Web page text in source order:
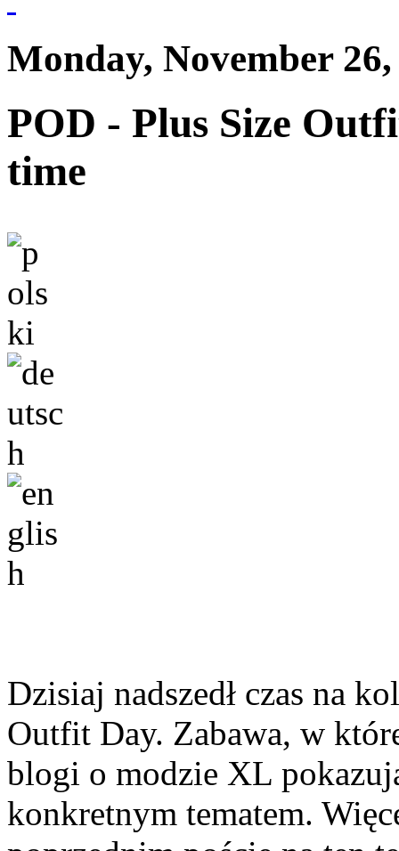
Monday, November 26,
POD - Plus Size
time
Dzisiaj nadszedł czas na
Outfit Day. Zabawa, w
blogi o modzie XL
konkretnym tematem.